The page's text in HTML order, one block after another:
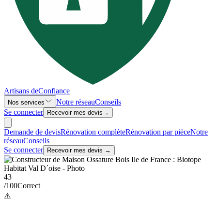
Artisans deConfiance
Nos services Notre réseauConseils
Se connecter
Recevoir mes devis →
Demande de devisRénovation complèteRénovation par pièceNotre
réseauConseils
Se connecter
Recevoir mes devis →
43
/100Correct
⚠️